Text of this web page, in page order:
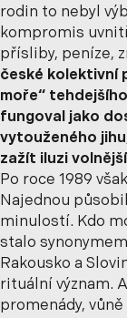
rodin to nebyl
kompromis
přísliby, peníze,
české kolektivní
moře“
fungoval jako
vytouženého
zažít iluzi
Po roce 1989
Najednou
minulostí. Kdo
stalo
Rakousko a
rituální význam.
promenády,